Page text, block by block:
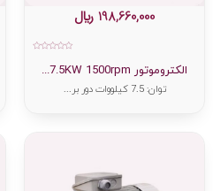
الکتروموتور 7.5KW 1500rpm...
198,660,000 ﷼
توان: 7.5 کیلووات دور بر...